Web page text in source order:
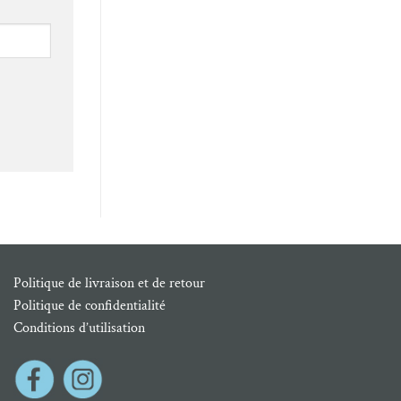
Politique de livraison et de retour
Politique de confidentialité
Conditions d’utilisation